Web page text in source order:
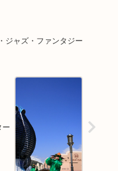
ジャズ・ファンタジー
ー